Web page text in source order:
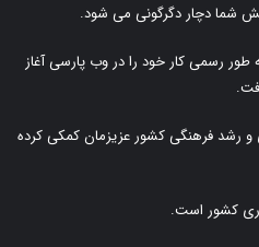
شما دچار دگرگونی می شود.
طور رسمی کار خود را در وب پارسی آغاز
و رشد فرهنگی کشور عزیزمان کمکی کرده
کشور است.